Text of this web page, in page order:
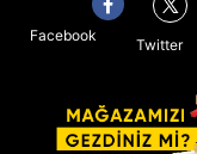
Facebook
Twitter